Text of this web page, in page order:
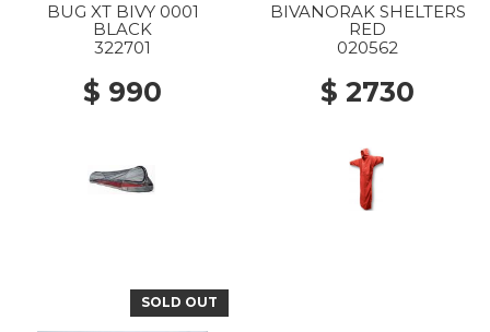
BUG XT BIVY 0001
BLACK
322701
$ 990
BIVANORAK SHELTERS
RED
020562
$ 2730
SOLD OUT